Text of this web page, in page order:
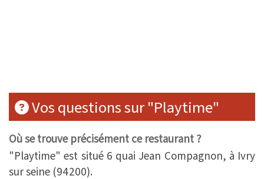
Vos questions sur "Playtime"
Où se trouve précisément ce restaurant ?
"Playtime" est situé 6 quai Jean Compagnon, à Ivry
sur seine (94200).